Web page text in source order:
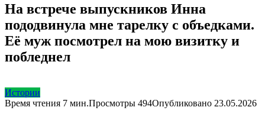
На встрече выпускников Инна
пододвинула мне тарелку с объедками.
Её муж посмотрел на мою визитку и
побледнел
Истории
Время чтения 7 мин.Просмотры 494Опубликовано 23.05.2026